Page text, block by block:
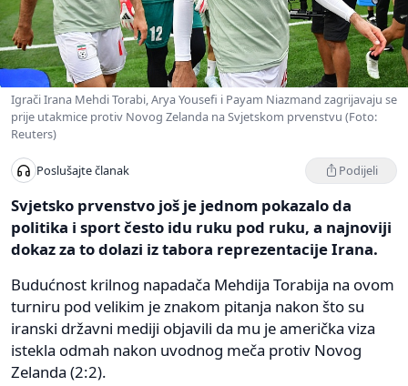
Igrači Irana Mehdi Torabi, Arya Yousefi i Payam Niazmand zagrijavaju se
prije utakmice protiv Novog Zelanda na Svjetskom prvenstvu (Foto:
Reuters)
Poslušajte članak Podijeli
Svjetsko prvenstvo još je jednom pokazalo da
politika i sport često idu ruku pod ruku, a najnoviji
dokaz za to dolazi iz tabora reprezentacije Irana.
Budućnost krilnog napadača Mehdija Torabija na ovom
turniru pod velikim je znakom pitanja nakon što su
iranski državni mediji objavili da mu je američka viza
istekla odmah nakon uvodnog meča protiv Novog
Zelanda (2:2).